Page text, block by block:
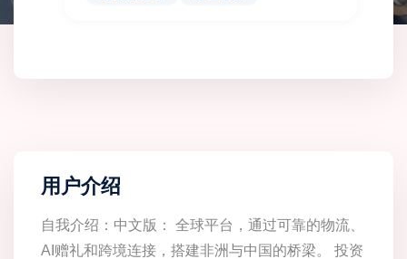
用户介绍
自我介绍：中文版： 全球平台，通过可靠的物流、
AI赠礼和跨境连接，搭建非洲与中国的桥梁。 投资